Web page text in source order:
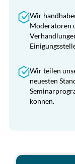
Wir
Moderatoren
Wir teilen
neuesten
können.